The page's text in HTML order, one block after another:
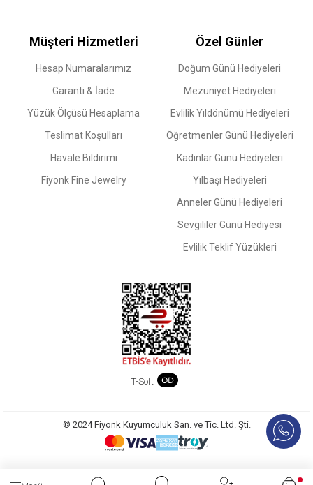
Müşteri Hizmetleri
Hesap Numaralarımız
Garanti & İade
Yüzük Ölçüsü Hesaplama
Teslimat Koşulları
Havale Bildirimi
Fiyonk Fine Jewelry
Özel Günler
Doğum Günü Hediyeleri
Mezuniyet Hediyeleri
Evlilik Yıldönümü Hediyeleri
Öğretmenler Günü Hediyeleri
Kadınlar Günü Hediyeleri
Yılbaşı Hediyeleri
Anneler Günü Hediyeleri
Sevgililer Günü Hediyesi
Evlilik Teklif Yüzükleri
T-Soft
© 2024 Fiyonk Kuyumculuk San. ve Tic. Ltd. Şti.